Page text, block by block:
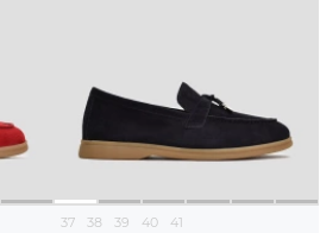
37 38 39 40 41